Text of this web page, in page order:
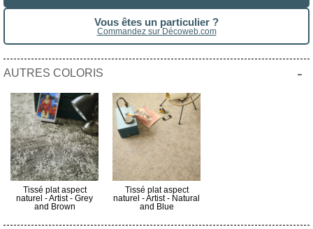
Vous êtes un particulier ?
Commandez sur Décoweb.com
AUTRES COLORIS -
Tissé plat aspect
naturel - Artist - Grey
and Brown
Tissé plat aspect
naturel - Artist - Natural
and Blue